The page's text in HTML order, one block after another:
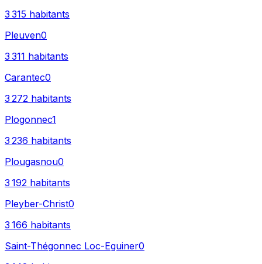
3 315 habitants
Pleuven0
3 311 habitants
Carantec0
3 272 habitants
Plogonnec1
3 236 habitants
Plougasnou0
3 192 habitants
Pleyber-Christ0
3 166 habitants
Saint-Thégonnec Loc-Eguiner0